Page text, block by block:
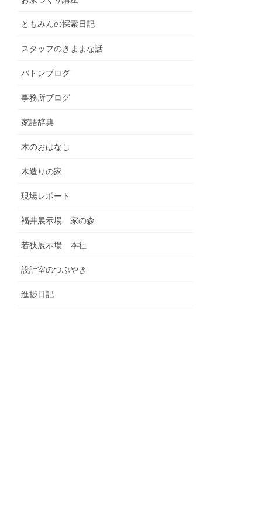
ともみんの探索日記
スタッフのきままな話
バトンブログ
事務所ブログ
家語辞典
木のおはなし
木造りの家
現場レポート
福井展示場 家の森
若狭展示場 本社
設計室のつぶやき
進捗日記